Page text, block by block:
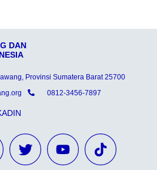
DAN
Provinsi Sumatera Barat 25700
0812-3456-7897